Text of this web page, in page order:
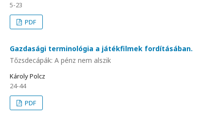
5-23
PDF
Gazdasági terminológia a játékfilmek fordításában.
Tőzsdecápák: A pénz nem alszik
Károly Polcz
24-44
PDF